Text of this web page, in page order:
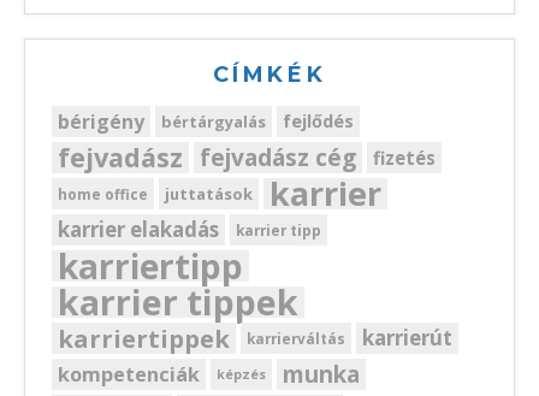
CÍMKÉK
bérigény
bértárgyalás fejlődés
fejvadász fejvadász cég fizetés
home office juttatások karrier
karrier elakadás karrier tipp
karriertipp
karrier tippek
karriertippek karrierváltás karrierút
kompetenciák képzés munka